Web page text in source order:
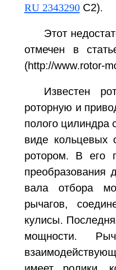
RU 2343290С2).
Этот
отмечен в
(http://www.rotor-
Известен
роторную и
полого
виде кольцевых
ротором. В его
вала отбора
рычагов,
кулисы.
мощности.